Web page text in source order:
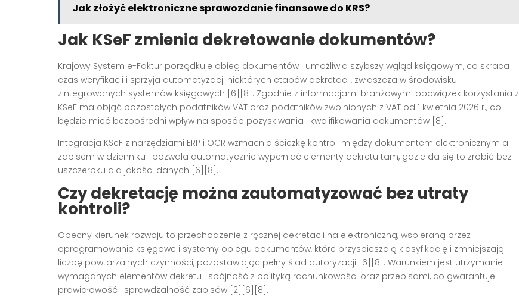
Jak złożyć elektroniczne sprawozdanie finansowe do KRS?
Jak KSeF zmienia dekretowanie dokumentów?
Krajowy System e-Faktur porządkuje obieg dokumentów i umożliwia szybszy wgląd księgowym, co skraca
czas weryfikacji i sprzyja automatyzacji niektórych etapów dekretacji, zwłaszcza w środowisku
zintegrowanych systemów księgowych [6][8]. Zgodnie z informacjami branżowymi obowiązek korzystania z
KSeF ma objąć pozostałych podatników VAT oraz podatników zwolnionych z VAT od 1 kwietnia 2026 r., co
będzie mieć bezpośredni wpływ na sposób pozyskiwania i kwalifikowania dokumentów [8].
Integracja KSeF z narzędziami ERP i OCR wzmacnia ścieżkę kontroli między dokumentem elektronicznym a
zapisem w dzienniku i pozwala automatycznie wypełniać elementy dekretu tam, gdzie da się to zrobić bez
uszczerbku dla jakości danych [6][8].
Czy dekretację można zautomatyzować bez utraty
kontroli?
Obecny kierunek rozwoju to przechodzenie z ręcznej dekretacji na elektroniczną, wspieraną przez
oprogramowanie księgowe i systemy obiegu dokumentów, które przyspieszają klasyfikację i zmniejszają
liczbę powtarzalnych czynności, pozostawiając pełny ślad autoryzacji [6][8]. Warunkiem jest utrzymanie
wymaganych elementów dekretu i spójność z polityką rachunkowości oraz przepisami, co gwarantuje
prawidłowość i sprawdzalność zapisów [2][6][8].